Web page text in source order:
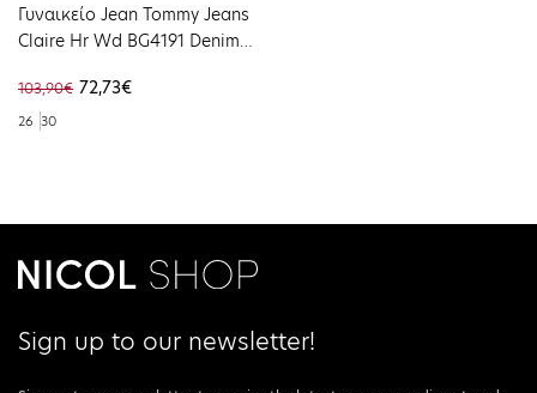
Γυναικείο Jean Tommy Jeans
Claire Hr Wd BG4191 Denim
103,90€ 72,73€
26 30
Sign up to our newsletter!